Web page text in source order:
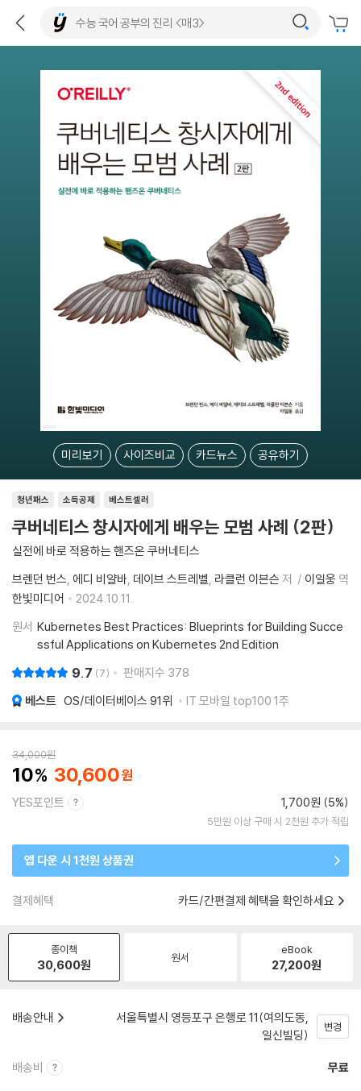
미리보기 사이즈비교 카드뉴스 공유하기
소득공제 베스트셀러
청년패스
쿠버네티스 창시자에게 배우는 모범 사례 (2판)
실전에 바로 적용하는 핸즈온 쿠버네티스
브렌던 번스 에디 비얄바 데이브 스트레벨 라클런 이븐슨 저 이일웅 역
한빛미디어
2024.10.11.
원서 Kubernetes Best Practices: Blueprints for Building Succe
ssful Applications on Kubernetes 2nd Edition
9.7 7 판매지수 378
베스트 OS/데이터베이스 91위 IT 모바일 top100 1주
34,000원
10 30,600
YES포인트 1,700원 (5%)
5만원 이상 구매 시 2천원 추가 적립
앱 다운 시 1천원 상품권
결제혜택 카드/간편결제 혜택을 확인하세요
종이책
30,600원 원서
eBook
27,200원
배송안내
서울특별시 영등포구 은행로 11(여의도동,
일신빌딩)
변경
배송비 무료